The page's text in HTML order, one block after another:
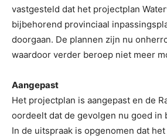
vastgesteld dat het projectplan
bijbehorend provinciaal
doorgaan. De plannen zijn nu
waardoor verder beroep niet meer
Aangepast
Het projectplan is aangepast en de
oordeelt dat de gevolgen nu goed in
In de uitspraak is opgenomen dat